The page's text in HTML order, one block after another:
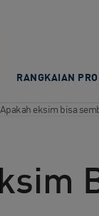
RANGKAIAN
Apakah eksim bisa